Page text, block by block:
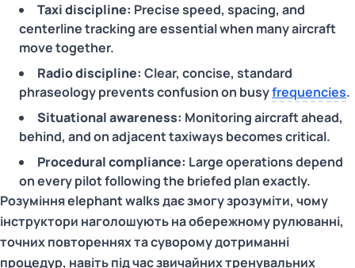
Taxi discipline: Precise speed, spacing, and
centerline tracking are essential when many aircraft
move together.
Radio discipline: Clear, concise, standard
phraseology prevents confusion on busyfrequencies.
Situational awareness: Monitoring aircraft ahead,
behind, and on adjacent taxiways becomes critical.
Procedural compliance: Large operations depend
on every pilot following the briefed plan exactly.
Розуміння elephant walks дає змогу зрозуміти, чому
інструктори наголошують на обережному рулюванні,
точних повтореннях та суворому дотриманні
процедур, навіть під час звичайних тренувальних